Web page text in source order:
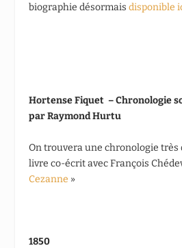
biographie désormaisdisponible
Hortense Fiquet – Chronologie
par Raymond Hurtu
On trouvera une chronologie très
livre co-écrit avec François
Cezanne »
1850